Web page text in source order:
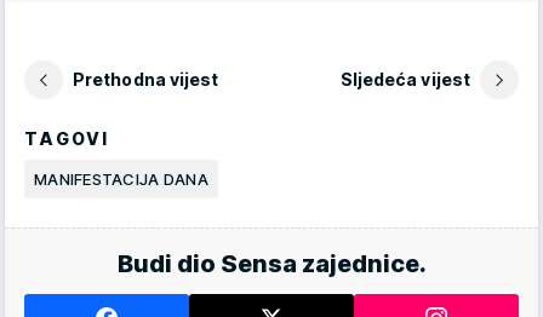
Prethodna vijest Sljedeća vijest
TAGOVI
MANIFESTACIJA DANA
Budi dio Sensa zajednice.